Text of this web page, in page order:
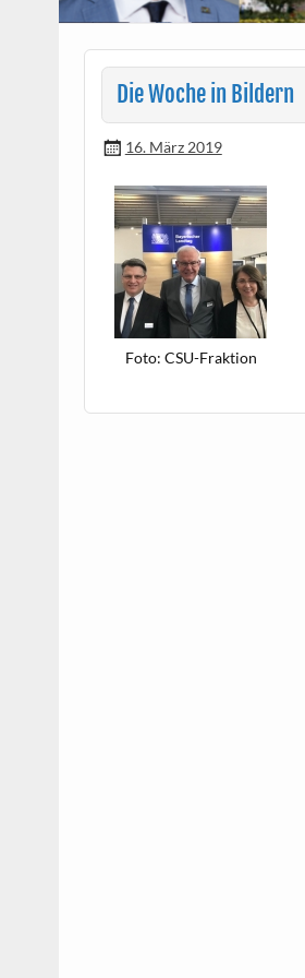
Die Woche in Bildern
16. März 2019
Foto: CSU-Frak­tion